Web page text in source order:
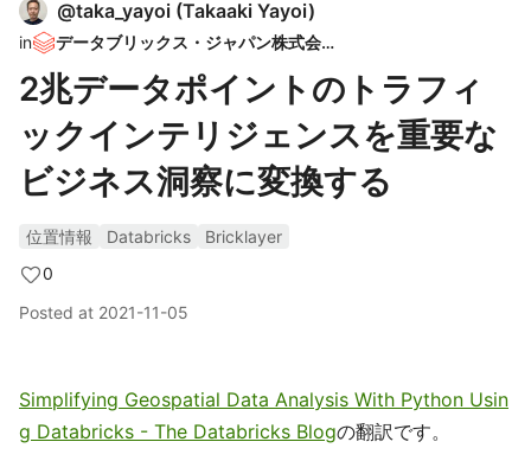
@taka_yayoi (Takaaki Yayoi)
in データブリックス・ジャパン株式会社
2兆データポイントのトラフィ
ックインテリジェンスを重要な
ビジネス洞察に変換する
位置情報 Databricks
Bricklayer
0
Posted at 2021-11-05
Simplifying Geospatial Data Analysis With Python Usin
g Databricks - The Databricks Blogの翻訳です。